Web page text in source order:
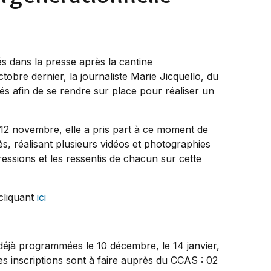
dans la presse après la cantine
dernier, la journaliste Marie Jicquello, du
afin de se rendre sur place pour réaliser un
novembre, elle a pris part à ce moment de
réalisant plusieurs vidéos et photographies
et les ressentis de chacun sur cette
ici
programmées le 10 décembre, le 14 janvier,
inscriptions sont à faire auprès du CCAS : 02